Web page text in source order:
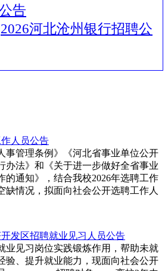
告
2026河北沧州银行招聘公
人员公告
事管理条例》《河北省事业单位公开
办法》和《关于进一步做好全省事业
的通知》，结合我校2026年选聘工作
缺情况，拟面向社会公开选聘工作人
发区招聘就业见习人员公告
见习岗位实践锻炼作用，帮助未就
验、提升就业能力，现面向社会公开